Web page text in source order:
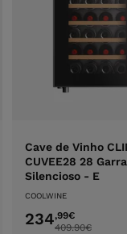
Cave de Vinho
CUVEE28 28
Silencioso - E
COOLWINE
234,99€
409.90€